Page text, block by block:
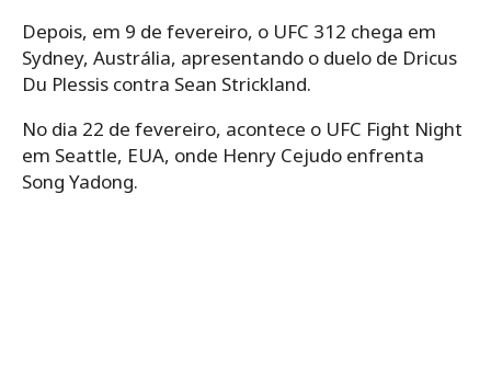
Depois, em 9 de fevereiro, o UFC 312 chega em
Sydney, Austrália, apresentando o duelo de Dricus
Du Plessis contra Sean Strickland.
No dia 22 de fevereiro, acontece o UFC Fight Night
em Seattle, EUA, onde Henry Cejudo enfrenta
Song Yadong.